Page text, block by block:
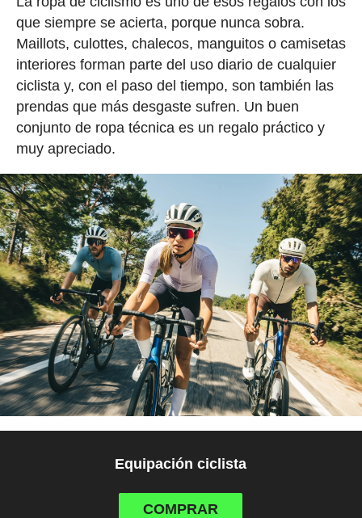
que siempre se acierta, porque nunca sobra.
Maillots, culottes, chalecos, manguitos o camisetas
interiores forman parte del uso diario de cualquier
ciclista y, con el paso del tiempo, son también las
prendas que más desgaste sufren. Un buen
conjunto de ropa técnica es un regalo práctico y
muy apreciado.
Equipación ciclista
COMPRAR